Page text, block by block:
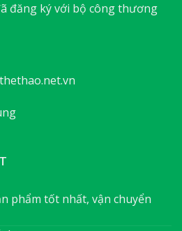
đăng ký với bộ công thương
phẩm tốt nhất, vận chuyển